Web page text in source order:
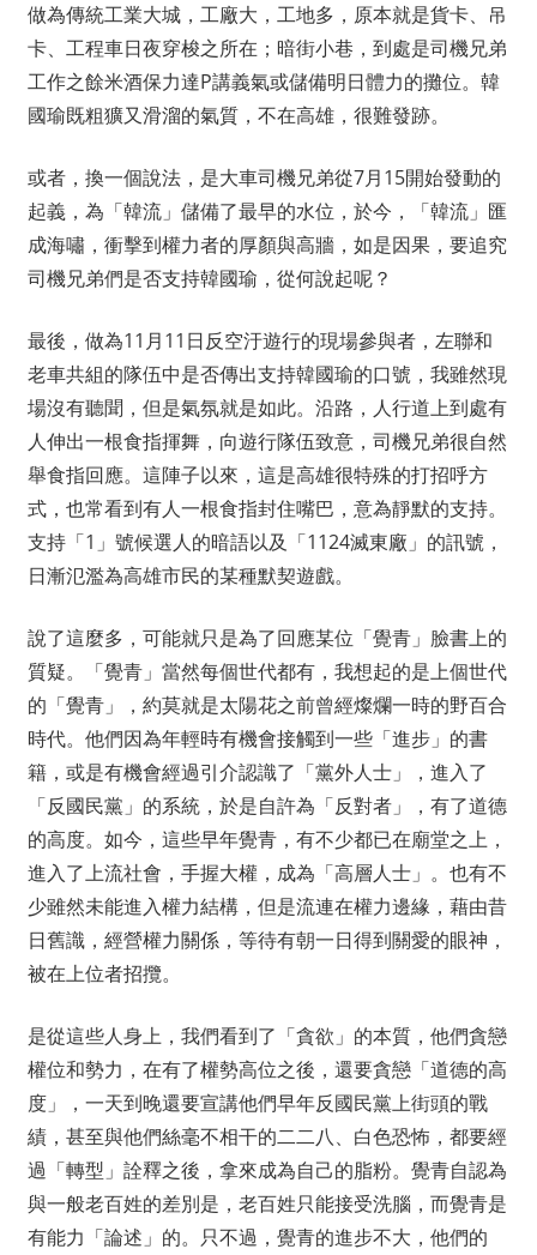
做為傳統工業大城，工廠大，工地多，原本就是貨卡、吊
卡、工程車日夜穿梭之所在；暗街小巷，到處是司機兄弟
工作之餘米酒保力達P講義氣或儲備明日體力的攤位。韓
國瑜既粗獷又滑溜的氣質，不在高雄，很難發跡。
或者，換一個說法，是大車司機兄弟從7月15開始發動的
起義，為「韓流」儲備了最早的水位，於今，「韓流」匯
成海嘯，衝擊到權力者的厚顏與高牆，如是因果，要追究
司機兄弟們是否支持韓國瑜，從何說起呢？
最後，做為11月11日反空汙遊行的現場參與者，左聯和
老車共組的隊伍中是否傳出支持韓國瑜的口號，我雖然現
場沒有聽聞，但是氣氛就是如此。沿路，人行道上到處有
人伸出一根食指揮舞，向遊行隊伍致意，司機兄弟很自然
舉食指回應。這陣子以來，這是高雄很特殊的打招呼方
式，也常看到有人一根食指封住嘴巴，意為靜默的支持。
支持「1」號候選人的暗語以及「1124滅東廠」的訊號，
日漸氾濫為高雄市民的某種默契遊戲。
說了這麼多，可能就只是為了回應某位「覺青」臉書上的
質疑。「覺青」當然每個世代都有，我想起的是上個世代
的「覺青」，約莫就是太陽花之前曾經燦爛一時的野百合
時代。他們因為年輕時有機會接觸到一些「進步」的書
籍，或是有機會經過引介認識了「黨外人士」，進入了
「反國民黨」的系統，於是自許為「反對者」，有了道德
的高度。如今，這些早年覺青，有不少都已在廟堂之上，
進入了上流社會，手握大權，成為「高層人士」。也有不
少雖然未能進入權力結構，但是流連在權力邊緣，藉由昔
日舊識，經營權力關係，等待有朝一日得到關愛的眼神，
被在上位者招攬。
是從這些人身上，我們看到了「貪欲」的本質，他們貪戀
權位和勢力，在有了權勢高位之後，還要貪戀「道德的高
度」，一天到晚還要宣講他們早年反國民黨上街頭的戰
績，甚至與他們絲毫不相干的二二八、白色恐怖，都要經
過「轉型」詮釋之後，拿來成為自己的脂粉。覺青自認為
與一般老百姓的差別是，老百姓只能接受洗腦，而覺青是
有能力「論述」的。只不過，覺青的進步不大，他們的